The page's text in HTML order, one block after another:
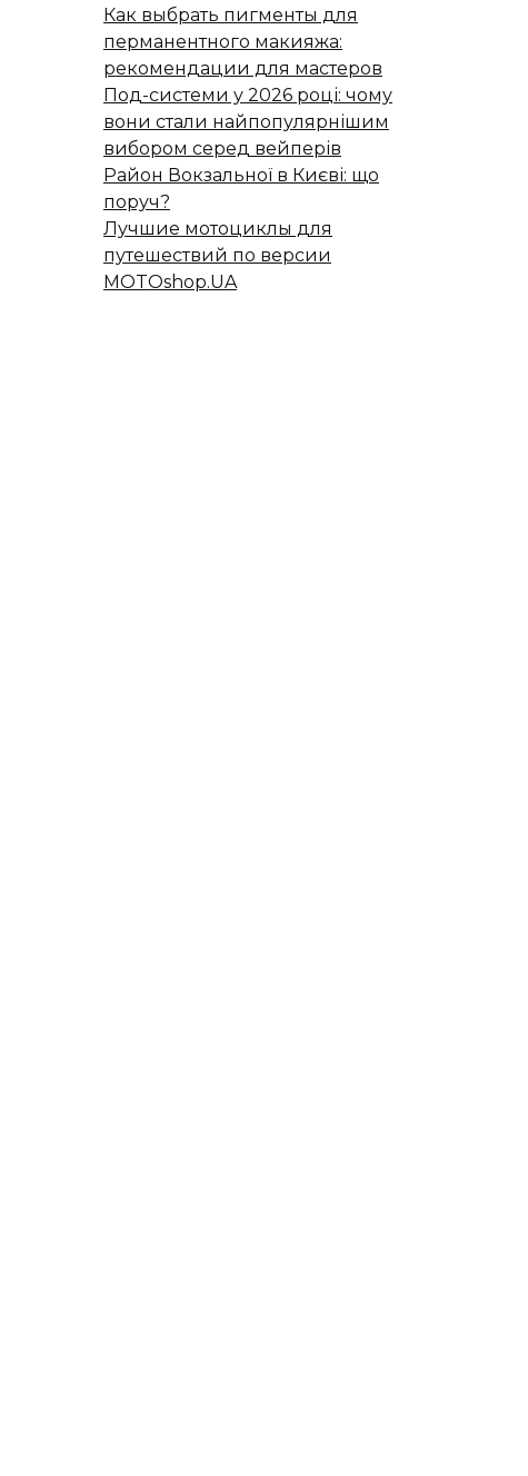
Как выбрать пигменты для
перманентного макияжа:
рекомендации для мастеров
Под-системи у 2026 році: чому
вони стали найпопулярнішим
вибором серед вейперів
Район Вокзальної в Києві: що
поруч?
Лучшие мотоциклы для
путешествий по версии
MOTOshop.UA